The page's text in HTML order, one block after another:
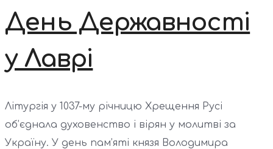
День Державності
у Лаврі
Літургія у 1037-му річницю Хрещення Русі
об’єднала духовенство і вірян у молитві за
Україну. У день пам’яті князя Володимира